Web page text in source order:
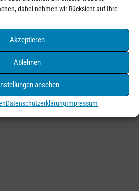
dabei nehmen wir Rücksicht auf Ihre
Akzeptieren
Ablehnen
ansehen
DatenschutzerklärungImpressum